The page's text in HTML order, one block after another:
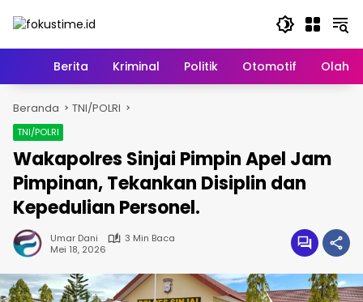
HomeBerita Kriminal Politik Otomotif
Beranda TNI/POLRI
TNI/POLRI
Wakapolres Sinjai Pimpin Apel Jam
Pimpinan, Tekankan Disiplin dan
Kepedulian Personel.
Umar Dani
3 Min Baca
Mei 18, 2026